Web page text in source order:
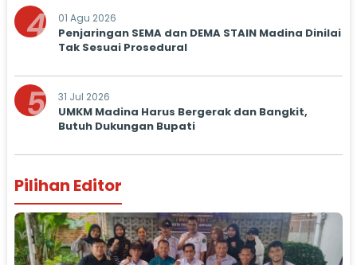
4 01 Agu 2026
Penjaringan SEMA dan DEMA STAIN Madina Dinilai
Tak Sesuai Prosedural
5 31 Jul 2026
UMKM Madina Harus Bergerak dan Bangkit,
Butuh Dukungan Bupati
Pilihan Editor